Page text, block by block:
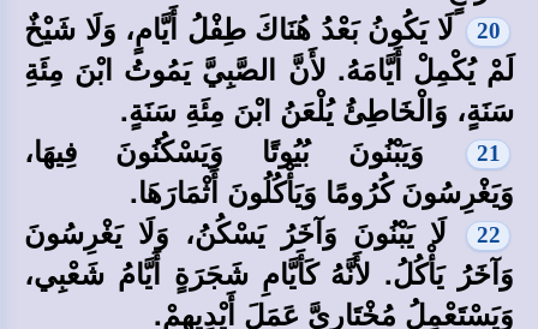
20
لَا يَكُونُ بَعْدُ هُنَاكَ طِفْلُ أَيَّامٍ، وَلَا شَيْخٌ
لَمْ يُكْمِلْ أَيَّامَهُ. لأَنَّ الصَّبِيَّ يَمُوتُ ابْنَ مِئَةِ
سَنَةٍ، وَالْخَاطِئُ يُلْعَنُ ابْنَ مِئَةِ سَنَةٍ.
21
وَيَبْنُونَ بُيُوتًا وَيَسْكُنُونَ فِيهَا،
وَيَغْرِسُونَ كُرُومًا وَيَأْكُلُونَ أَثْمَارَهَا.
22
لَا يَبْنُونَ وَآخَرُ يَسْكُنُ، وَلَا يَغْرِسُونَ
وَآخَرُ يَأْكُلُ. لأَنَّهُ كَأَيَّامِ شَجَرَةٍ أَيَّامُ شَعْبِي،
وَيَسْتَعْمِلُ مُخْتَارِيَّ عَمَلَ أَيْدِيهِمْ.